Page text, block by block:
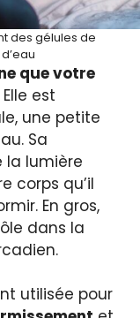
des gélules de
que votre
Elle est
une petite
Sa
la lumière
corps qu’il
En gros,
dans la
utilisée pour